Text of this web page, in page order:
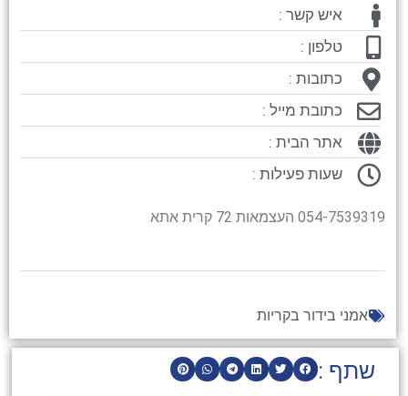
שתף :
איש קשר :
טלפון :
כתובות :
כתובת מייל :
אתר הבית :
שעות פעילות :
054-7539319 העצמאות 72 קרית אתא
אמני בידור בקריות